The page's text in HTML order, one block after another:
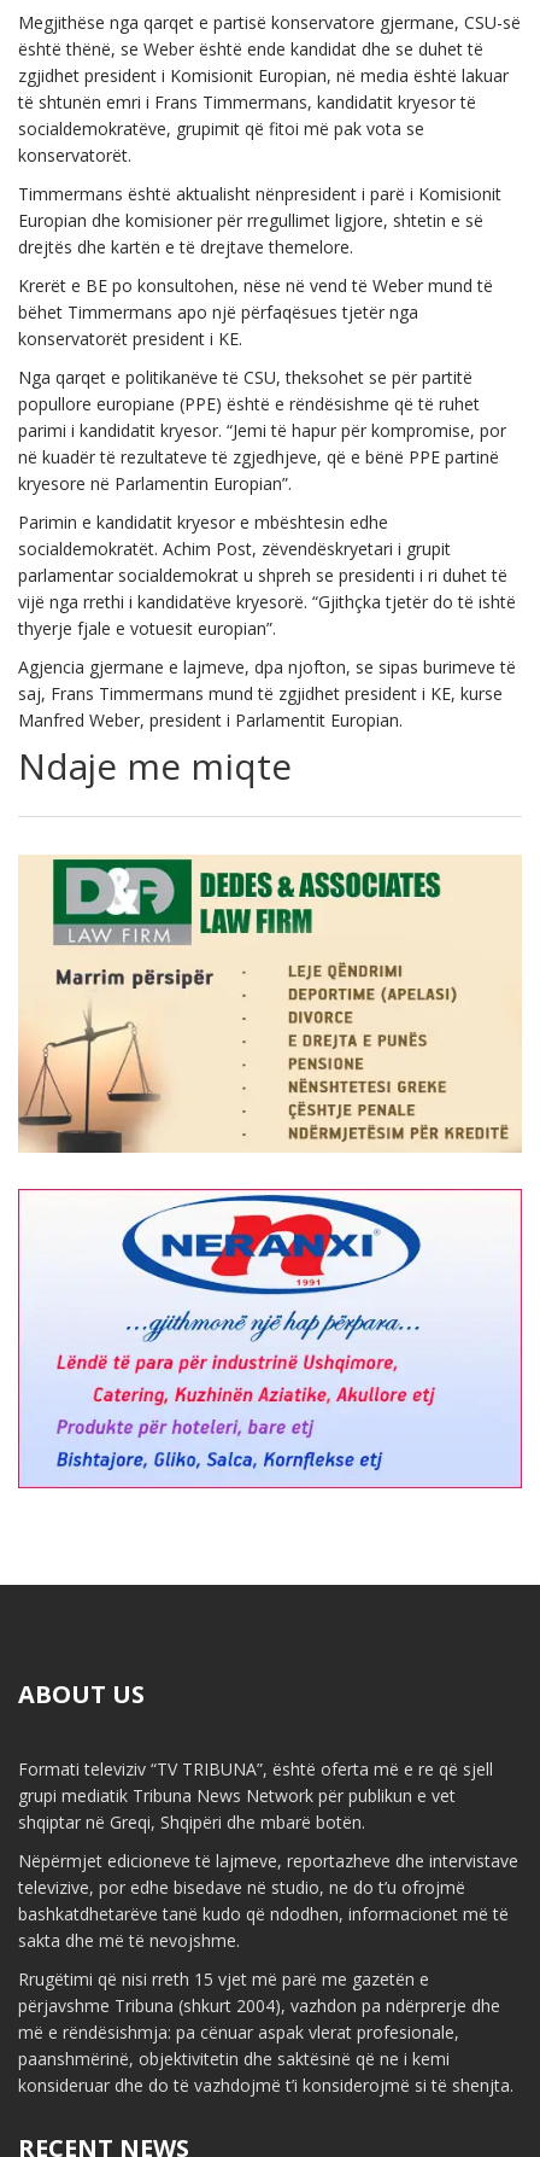
Megjithëse nga qarqet e partisë konservatore gjermane, CSU-së
është thënë, se Weber është ende kandidat dhe se duhet të
zgjidhet president i Komisionit Europian, në media është lakuar
të shtunën emri i Frans Timmermans, kandidatit kryesor të
socialdemokratëve, grupimit që fitoi më pak vota se
konservatorët.
Timmermans është aktualisht nënpresident i parë i Komisionit
Europian dhe komisioner për rregullimet ligjore, shtetin e së
drejtës dhe kartën e të drejtave themelore.
Krerët e BE po konsultohen, nëse në vend të Weber mund të
bëhet Timmermans apo një përfaqësues tjetër nga
konservatorët president i KE.
Nga qarqet e politikanëve të CSU, theksohet se për partitë
popullore europiane (PPE) është e rëndësishme që të ruhet
parimi i kandidatit kryesor. “Jemi të hapur për kompromise, por
në kuadër të rezultateve të zgjedhjeve, që e bënë PPE partinë
kryesore në Parlamentin Europian”.
Parimin e kandidatit kryesor e mbështesin edhe
socialdemokratët. Achim Post, zëvendëskryetari i grupit
parlamentar socialdemokrat u shpreh se presidenti i ri duhet të
vijë nga rrethi i kandidatëve kryesorë. “Gjithçka tjetër do të ishtë
thyerje fjale e votuesit europian”.
Agjencia gjermane e lajmeve, dpa njofton, se sipas burimeve të
saj, Frans Timmermans mund të zgjidhet president i KE, kurse
Manfred Weber, president i Parlamentit Europian.
Ndaje me miqte
ABOUT US
Formati televiziv “TV TRIBUNA”, është oferta më e re që sjell
grupi mediatik Tribuna News Network për publikun e vet
shqiptar në Greqi, Shqipëri dhe mbarë botën.
Nëpërmjet edicioneve të lajmeve, reportazheve dhe intervistave
televizive, por edhe bisedave në studio, ne do t’u ofrojmë
bashkatdhetarëve tanë kudo që ndodhen, informacionet më të
sakta dhe më të nevojshme.
Rrugëtimi që nisi rreth 15 vjet më parë me gazetën e
përjavshme Tribuna (shkurt 2004), vazhdon pa ndërprerje dhe
më e rëndësishmja: pa cënuar aspak vlerat profesionale,
paanshmërinë, objektivitetin dhe saktësinë që ne i kemi
konsideruar dhe do të vazhdojmë t’i konsiderojmë si të shenjta.
RECENT NEWS